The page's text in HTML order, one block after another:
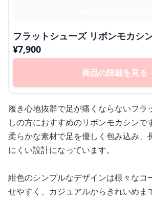
フラットシューズ リボンモカシ
¥7,900
商品の詳細を見る
履き心地抜群で足が痛くならないフラ
しの方におすすめのリボンモカシンで
柔らかな素材で足を優しく包み込み、
にくい設計になっています。
紺色のシンプルなデザインは様々なコ
せやすく、カジュアルからきれいめま